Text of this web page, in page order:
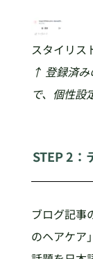
スタイリス
↑ 登録済
で、個性設
STEP 2：
ブログ記事
のヘアケア